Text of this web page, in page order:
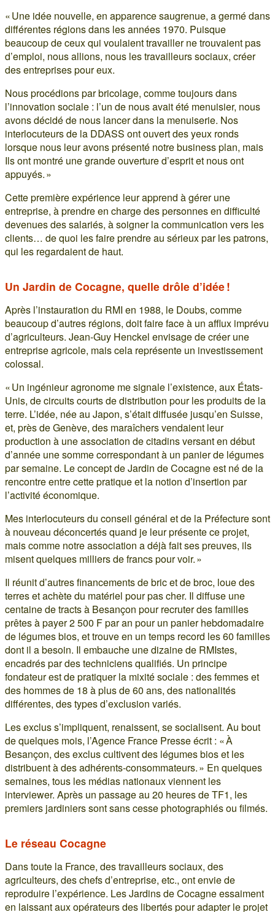
« Une idée nouvelle, en apparence saugrenue, a germé dans
différentes régions dans les années 1970. Puisque
beaucoup de ceux qui voulaient travailler ne trouvaient pas
d’emploi, nous allions, nous les travailleurs sociaux, créer
des entreprises pour eux.
Nous procédions par bricolage, comme toujours dans
l’innovation sociale : l’un de nous avait été menuisier, nous
avons décidé de nous lancer dans la menuiserie. Nos
interlocuteurs de la DDASS ont ouvert des yeux ronds
lorsque nous leur avons présenté notre business plan, mais
Ils ont montré une grande ouverture d’esprit et nous ont
appuyés. »
Cette première expérience leur apprend à gérer une
entreprise, à prendre en charge des personnes en difficulté
devenues des salariés, à soigner la communication vers les
clients… de quoi les faire prendre au sérieux par les patrons,
qui les regardaient de haut.
Un Jardin de Cocagne, quelle drôle d’idée !
Après l’instauration du RMI en 1988, le Doubs, comme
beaucoup d’autres régions, doit faire face à un afflux imprévu
d’agriculteurs. Jean-Guy Henckel envisage de créer une
entreprise agricole, mais cela représente un investissement
colossal.
« Un ingénieur agronome me signale l’existence, aux États-
Unis, de circuits courts de distribution pour les produits de la
terre. L’idée, née au Japon, s’était diffusée jusqu’en Suisse,
et, près de Genève, des maraîchers vendaient leur
production à une association de citadins versant en début
d’année une somme correspondant à un panier de légumes
par semaine. Le concept de Jardin de Cocagne est né de la
rencontre entre cette pratique et la notion d’insertion par
l’activité économique.
Mes interlocuteurs du conseil général et de la Préfecture sont
à nouveau déconcertés quand je leur présente ce projet,
mais comme notre association a déjà fait ses preuves, ils
misent quelques milliers de francs pour voir. »
Il réunit d’autres financements de bric et de broc, loue des
terres et achète du matériel pour pas cher. Il diffuse une
centaine de tracts à Besançon pour recruter des familles
prêtes à payer 2 500 F par an pour un panier hebdomadaire
de légumes bios, et trouve en un temps record les 60 familles
dont il a besoin. Il embauche une dizaine de RMIstes,
encadrés par des techniciens qualifiés. Un principe
fondateur est de pratiquer la mixité sociale : des femmes et
des hommes de 18 à plus de 60 ans, des nationalités
différentes, des types d’exclusion variés.
Les exclus s’impliquent, renaissent, se socialisent. Au bout
de quelques mois, l’Agence France Presse écrit : « À
Besançon, des exclus cultivent des légumes bios et les
distribuent à des adhérents-consommateurs. » En quelques
semaines, tous les médias nationaux viennent les
interviewer. Après un passage au 20 heures de TF1, les
premiers jardiniers sont sans cesse photographiés ou filmés.
Le réseau Cocagne
Dans toute la France, des travailleurs sociaux, des
agriculteurs, des chefs d’entreprise, etc., ont envie de
reproduire l’expérience. Les Jardins de Cocagne essaiment
en laissant aux opérateurs des libertés pour adapter le projet